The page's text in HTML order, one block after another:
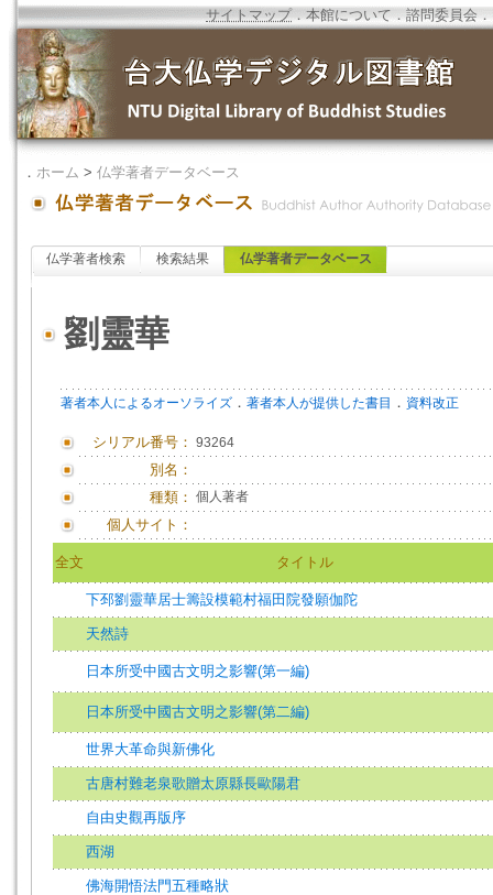
サイトマップ．本館について ．諮問委員会 ．
． ホーム > 仏学著者データベース
仏学著者検索 検索結果 仏学著者データベース
劉靈華
著者本人によるオーソライズ ． 著者本人が提供した書目 ． 資料改正
シリアル番号： 93264
別名：
種類： 個人著者
個人サイト：
全文 タイトル
下邳劉靈華居士籌設模範村福田院發願伽陀
天然詩
日本所受中國古文明之影響(第一編)
日本所受中國古文明之影響(第二編)
世界大革命與新佛化
古唐村難老泉歌贈太原縣長歐陽君
自由史觀再版序
西湖
佛海開悟法門五種略狀